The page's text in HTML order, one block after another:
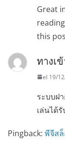
Great
this
ทางเ
el 19/
ระบบฝ
เล่นได้
Pingback: พีจีส